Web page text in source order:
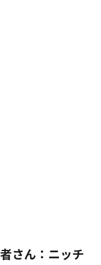
さん：ニッチ